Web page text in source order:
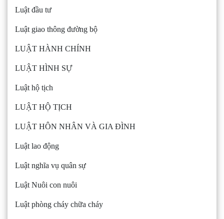
Luật đầu tư
Luật giao thông đường bộ
LUẬT HÀNH CHÍNH
LUẬT HÌNH SỰ
Luật hộ tịch
LUẬT HỘ TỊCH
LUẬT HÔN NHÂN VÀ GIA ĐÌNH
Luật lao động
Luật nghĩa vụ quân sự
Luật Nuôi con nuôi
Luật phòng cháy chữa cháy